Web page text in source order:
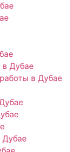
Дубае
в Дубае
Дубае